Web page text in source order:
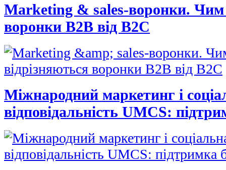
Marketing & sales-воронки. Чим
воронки B2B від В2С
Міжнародний маркетинг і
відповідальність UMCS: